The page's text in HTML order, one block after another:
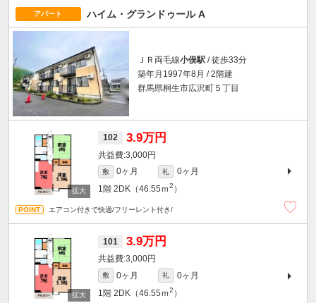
アパート ハイム・グランドゥール A
ＪＲ両毛線小俣駅 / 徒歩33分
築年月1997年8月 / 2階建
群馬県桐生市広沢町５丁目
102 3.9万円
3,000円
敷 0ヶ月 礼
0ヶ月
1階 2DK（46.55ｍ2 ）
エアコン付きで快適/フリーレント付き/
101 3.9万円
3,000円
敷 0ヶ月 礼
0ヶ月
1階 2DK（46.55ｍ2 ）